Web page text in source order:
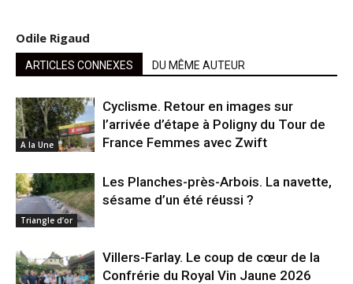
Odile Rigaud
ARTICLES CONNEXES DU MÊME AUTEUR
A la Une
Cyclisme. Retour en images sur
l’arrivée d’étape à Poligny du Tour de
France Femmes avec Zwift
Triangle d’or
Les Planches-près-Arbois. La navette,
sésame d’un été réussi ?
Villers-Farlay. Le coup de cœur de la
Confrérie du Royal Vin Jaune 2026